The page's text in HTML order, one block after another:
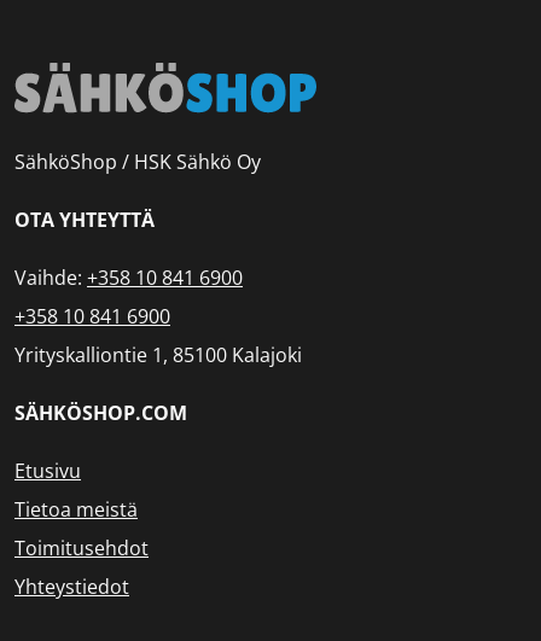
SähköShop / HSK Sähkö Oy
OTA YHTEYTTÄ
Vaihde: +358 10 841 6900
+358 10 841 6900
Yrityskalliontie 1, 85100 Kalajoki
SÄHKÖSHOP.COM
Etusivu
Tietoa meistä
Toimitusehdot
Yhteystiedot